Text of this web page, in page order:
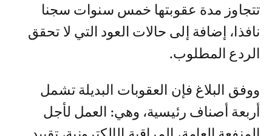
تتجاوز مدة عقوبتها خمس سنوات سجنا
نافذا، إضافة إلى حالات العود التي لا تحقق
الردع المطلوب.
ووفق البلاغ فإن العقوبات البديلة تشمل
أربعة أصناف رئيسية، وهي: العمل لأجل